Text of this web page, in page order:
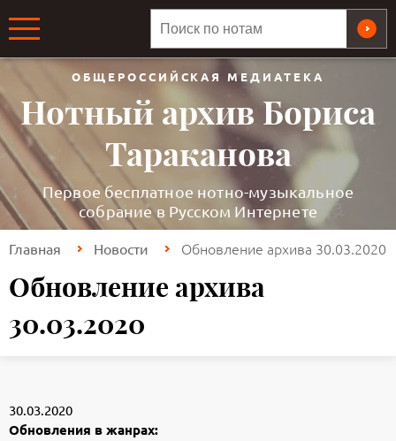
ОБЩЕРОССИЙСКАЯ МЕДИАТЕКА
Нотный архив Бориса
Тараканова
Первое бесплатное нотно-музыкальное
собрание в Русском Интернете
Главная Новости Обновление архива 30.03.2020
Обновление архива
30.03.2020
30.03.2020
Обновления в жанрах: